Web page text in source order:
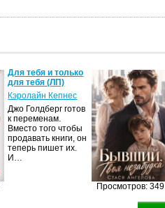
Для тебя и только
для тебя (ЛП)
Кэролайн Кепнес
Джо Голдберг готов
к переменам.
Вместо того чтобы
продавать книги, он
теперь пишет их.
И…
Просмотров: 349